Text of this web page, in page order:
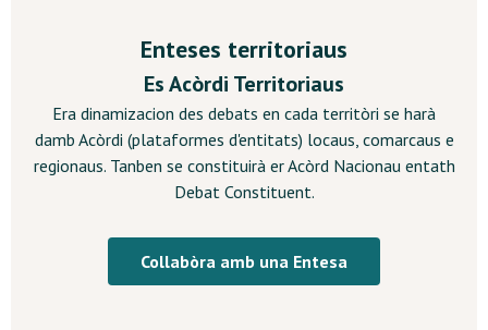
Enteses territoriaus
Es Acòrdi Territoriaus
Era dinamizacion des debats en cada territòri se harà
damb Acòrdi (plataformes d'entitats) locaus, comarcaus e
regionaus. Tanben se constituirà er Acòrd Nacionau entath
Debat Constituent.
Collabòra amb una Entesa